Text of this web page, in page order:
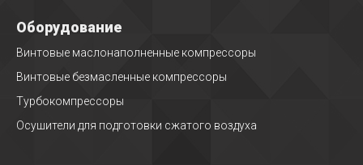
Оборудование
Винтовые маслонаполненные компрессоры
Винтовые безмасленные компрессоры
Турбокомпрессоры
Осушители для подготовки сжатого воздуха